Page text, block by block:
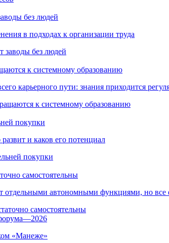
без людей
в подходах к организации труда
к системному образованию
карьерного пути: знания приходится
покупки
и каков его потенциал
самостоятельны
отдельными автономными функциями, но все
«Манеже»